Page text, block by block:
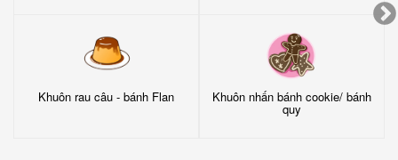
Khuôn rau câu - bánh Flan Khuôn nhấn bánh cookie/ bánh
quy